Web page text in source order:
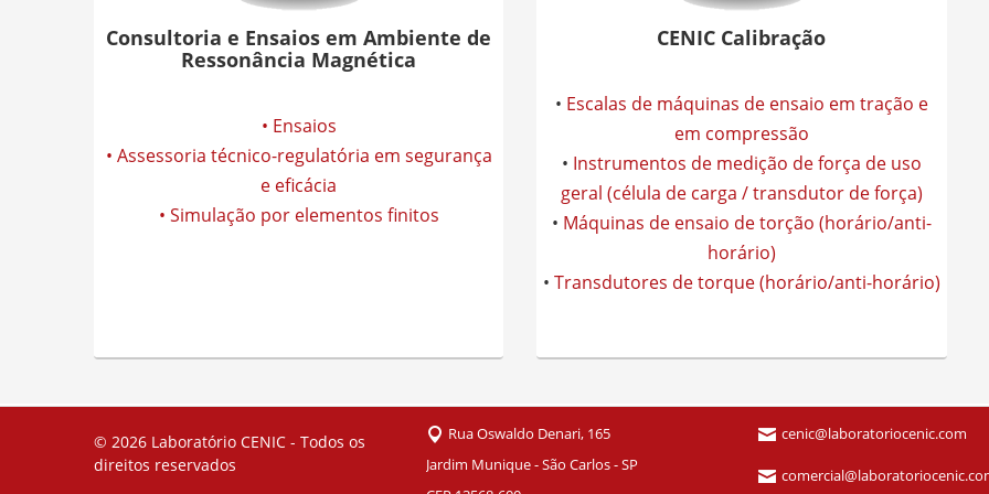
Consultoria e Ensaios em Ambiente de
Ressonância Magnética
• Ensaios
• Assessoria técnico-regulatória em segurança
e eficácia
• Simulação por elementos finitos
CENIC Calibração
• Escalas de máquinas de ensaio em tração e
em compressão
• Instrumentos de medição de força de uso
geral (célula de carga / transdutor de força)
• Máquinas de ensaio de torção (horário/anti-
horário)
• Transdutores de torque (horário/anti-horário)
© 2026 Laboratório CENIC - Todos os
direitos reservados
Rua Oswaldo Denari, 165
Jardim Munique - São Carlos - SP
cenic@laboratoriocenic.com